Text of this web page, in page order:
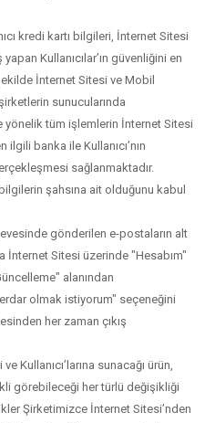
kredi kartı bilgileri, İnternet Sitesi
Kullanıcılar’ın güvenliğini en
İnternet Sitesi ve Mobil
sunucularında
yönelik tüm işlemlerin İnternet Sitesi
banka ile Kullanıcı’nın
sağlanmaktadır.
şahsına ait olduğunu kabul
gönderilen e-postaların alt
İnternet Sitesi üzerinde "Hesabım"
alanından
olmak istiyorum" seçeneğini
her zaman çıkış
Kullanıcı’larına sunacağı ürün,
görebileceği her türlü değişikliği
Şirketimizce İnternet Sitesi’nden